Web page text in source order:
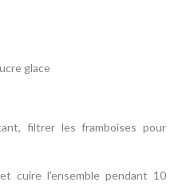
glace
filtrer les framboises pour
cuire l’ensemble pendant 10